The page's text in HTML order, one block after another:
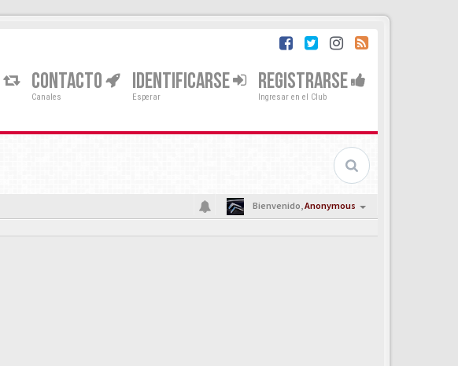
CONTACTO
Canales
IDENTIFICARSE
Esperar
REGISTRARSE
Ingresar en el Club
Bienvenido,Anonymous